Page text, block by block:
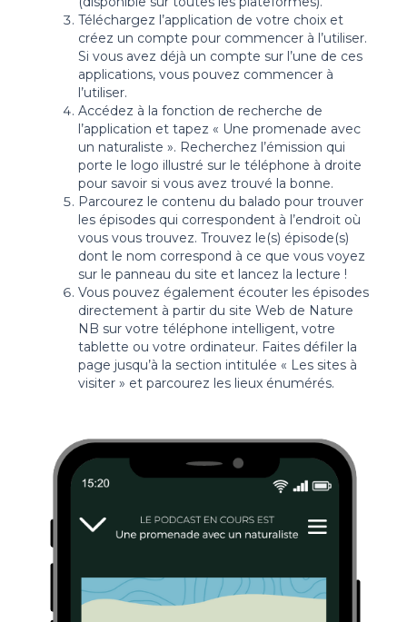
Téléchargez l’application de votre choix et
créez un compte pour commencer à l’utiliser.
Si vous avez déjà un compte sur l’une de ces
applications, vous pouvez commencer à
l’utiliser.
Accédez à la fonction de recherche de
l’application et tapez « Une promenade avec
un naturaliste ». Recherchez l’émission qui
porte le logo illustré sur le téléphone à droite
pour savoir si vous avez trouvé la bonne.
Parcourez le contenu du balado pour trouver
les épisodes qui correspondent à l’endroit où
vous vous trouvez. Trouvez le(s) épisode(s)
dont le nom correspond à ce que vous voyez
sur le panneau du site et lancez la lecture !
Vous pouvez également écouter les épisodes
directement à partir du site Web de Nature
NB sur votre téléphone intelligent, votre
tablette ou votre ordinateur. Faites défiler la
page jusqu’à la section intitulée « Les sites à
visiter » et parcourez les lieux énumérés.